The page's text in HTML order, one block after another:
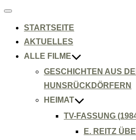
Navigation
STARTSEITE
AKTUELLES
ALLE FILME
GESCHICHTEN AUS
HUNSRÜCKDÖRFERN
HEIMAT
TV-FASSUNG
E. REITZ